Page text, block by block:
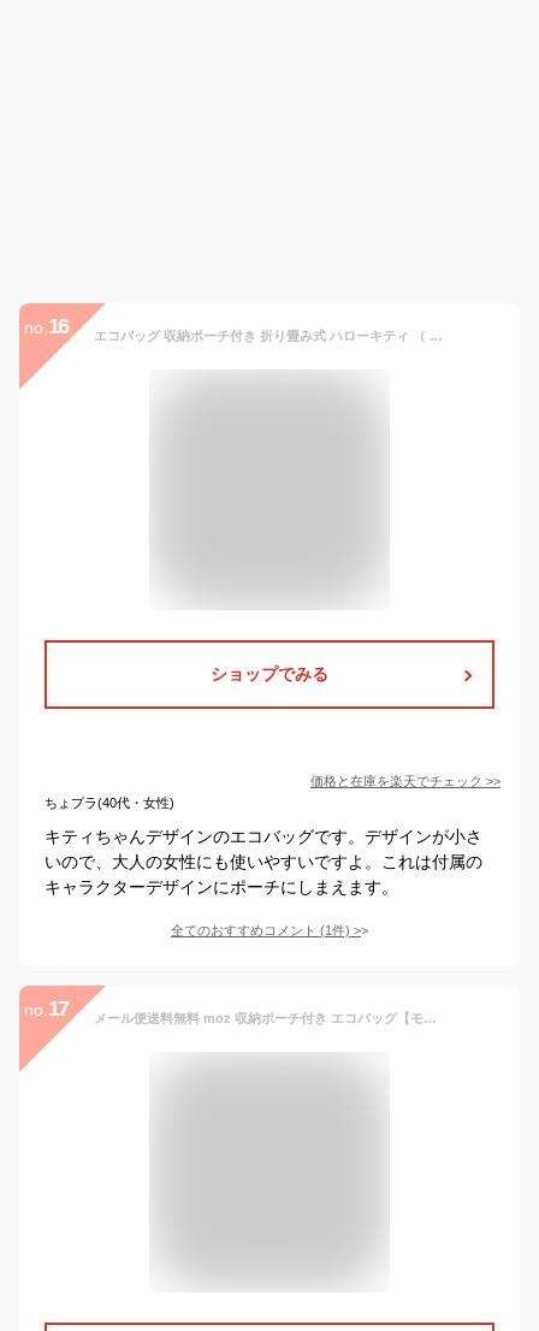
no. 16 エコバッグ 収納ポーチ付き 折り畳み式 ハローキティ （ レジバッグ ショッピングバッグ エコバック 折りたたみ コンパクト ECOバッグ 買い物バッグ マイバッグ 買い物かばん 買い物袋 キティちゃん キャラクター サンリオ ） 【3980円以上送料無料】
ショップでみる
価格と在庫を楽天でチェック >>
ちょプラ(40代・女性)
キティちゃんデザインのエコバッグです。デザインが小さ
いので、大人の女性にも使いやすいですよ。これは付属の
キャラクターデザインにポーチにしまえます。
全てのおすすめコメント (1件) >
no. 17 メール便送料無料 moz 収納ポーチ付き エコバッグ【モズ エルク ダイカット カラビナ リフレクター 反射 エコバック 折りたたみ レジカゴ ナイロン トートバッグ サブバッグ かわいい 鞄 カバン おしゃれ プレゼント 北欧 北欧雑貨 FARG＆FORM】クリスマス